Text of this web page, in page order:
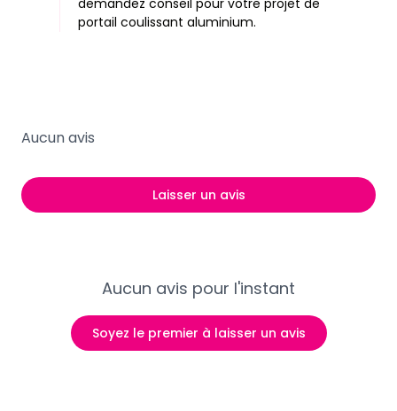
portail coulissant aluminium.
Aucun avis pour l'instant
Soyez le premier à laisser un avis
Aucun avis
Laisser un avis